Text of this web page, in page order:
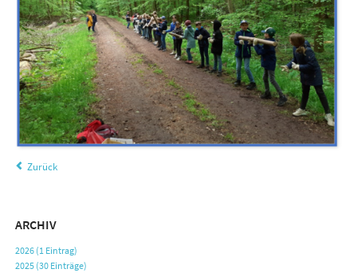
Zurück
ARCHIV
2026 (1 Eintrag)
2025 (30 Einträge)